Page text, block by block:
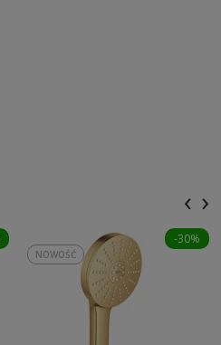
-30%
NOWOŚĆ
‹ ›